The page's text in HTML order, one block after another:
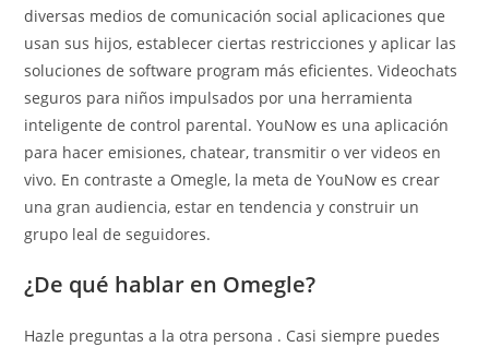
diversas medios de comunicación social aplicaciones que
usan sus hijos, establecer ciertas restricciones y aplicar las
soluciones de software program más eficientes. Videochats
seguros para niños impulsados ​​por una herramienta
inteligente de control parental. YouNow es una aplicación
para hacer emisiones, chatear, transmitir o ver videos en
vivo. En contraste a Omegle, la meta de YouNow es crear
una gran audiencia, estar en tendencia y construir un
grupo leal de seguidores.
¿De qué hablar en Omegle?
Hazle preguntas a la otra persona . Casi siempre puedes